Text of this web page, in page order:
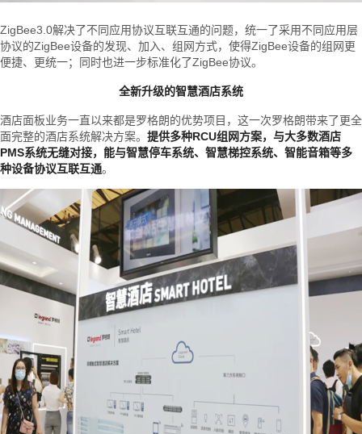
ZigBee3.0解决了不同应用协议互联互通的问题，统一了采用不同应用层
协议的ZigBee设备的发现、加入、组网方式，使得ZigBee设备的组网更
便捷、更统一；同时也进一步标准化了ZigBee协议。
全新升级的智慧酒店系统
酒店面板业务一直以来都是罗格朗的优势项目，这一次罗格朗带来了更全
面完整的酒店系统解决方案。 提供多种RCU组网方案，与大多数酒店
PMS系统无缝对接，能与智慧停车系统、智慧梯控系统、智能音箱等多
种设备协议互联互通。